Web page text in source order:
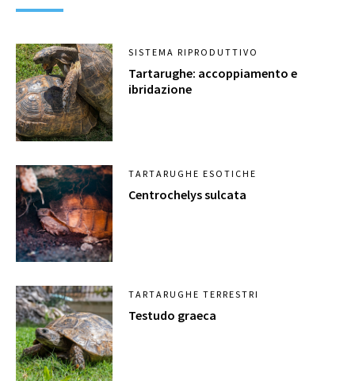
SISTEMA RIPRODUTTIVO
Tartarughe: accoppiamento e
ibridazione
TARTARUGHE ESOTICHE
Centrochelys sulcata
TARTARUGHE TERRESTRI
Testudo graeca